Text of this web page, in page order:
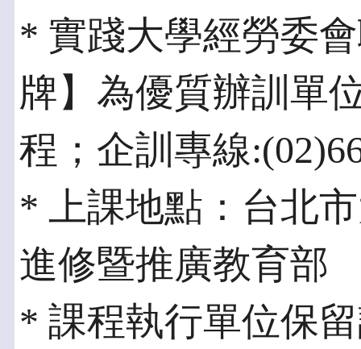
* 實踐大學經勞委
牌】為優質辦訓單
程；企訓專線
* 上課地點：台北
進修暨推廣教育部
* 課程執行單位保